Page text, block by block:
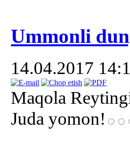
Ummonli
14.04.2017
Maqola
Juda yomon!